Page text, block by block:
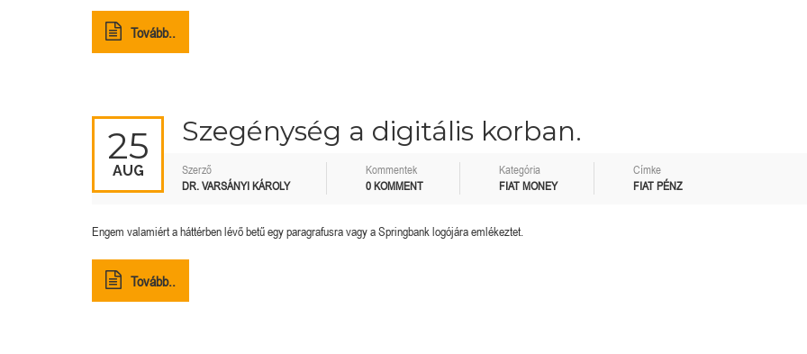
Tovább..
25
AUG
Szegénység a digitális korban.
Szerző
DR. VARSÁNYI KÁROLY
Kommentek
0 KOMMENT
Kategória
FIAT MONEY
Címke
FIAT PÉNZ
Engem valamiért a háttérben lévő betű egy paragrafusra vagy a Springbank logójára emlékeztet.
Tovább..